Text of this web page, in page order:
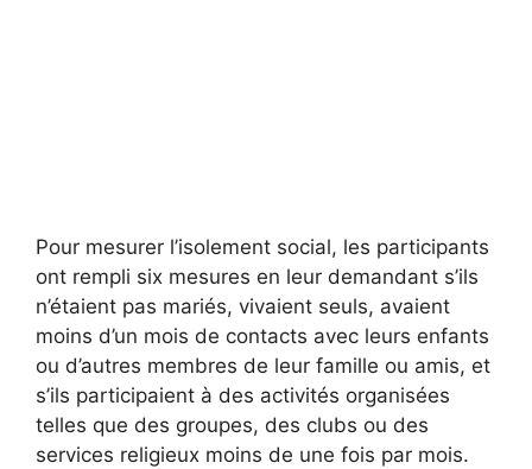
Pour mesurer l’isolement social, les participants
ont rempli six mesures en leur demandant s’ils
n’étaient pas mariés, vivaient seuls, avaient
moins d’un mois de contacts avec leurs enfants
ou d’autres membres de leur famille ou amis, et
s’ils participaient à des activités organisées
telles que des groupes, des clubs ou des
services religieux moins de une fois par mois.